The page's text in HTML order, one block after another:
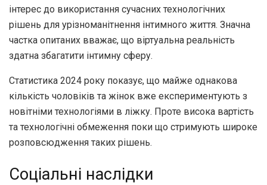
інтерес до використання сучасних технологічних
рішень для урізноманітнення інтимного життя. Значна
частка опитаних вважає, що віртуальна реальність
здатна збагатити інтимну сферу.
Статистика 2024 року показує, що майже однакова
кількість чоловіків та жінок вже експериментують з
новітніми технологіями в ліжку. Проте висока вартість
та технологічні обмеження поки що стримують широке
розповсюдження таких рішень.
Соціальні наслідки